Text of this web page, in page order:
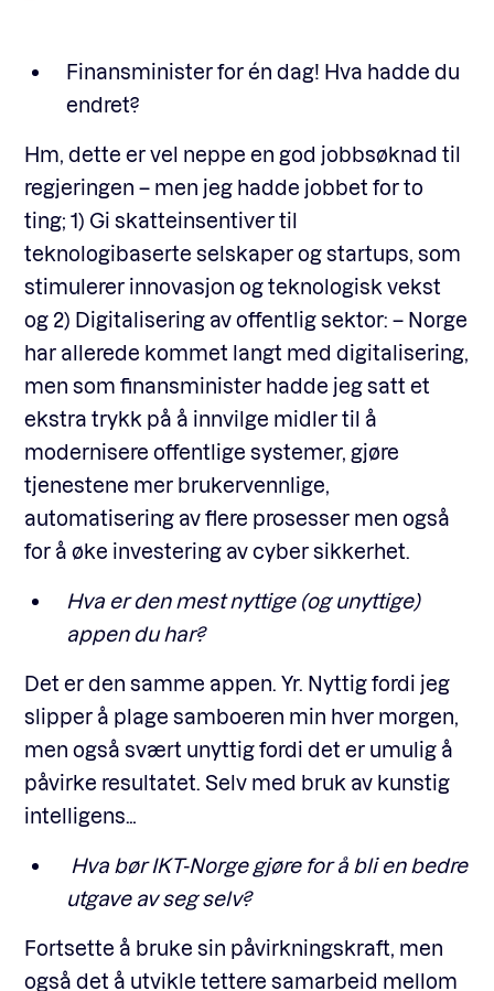
Finansminister for én dag! Hva hadde du
endret?
Hm, dette er vel neppe en god jobbsøknad til
regjeringen – men jeg hadde jobbet for to
ting; 1) Gi skatteinsentiver til
teknologibaserte selskaper og startups, som
stimulerer innovasjon og teknologisk vekst
og 2) Digitalisering av offentlig sektor: – Norge
har allerede kommet langt med digitalisering,
men som finansminister hadde jeg satt et
ekstra trykk på å innvilge midler til å
modernisere offentlige systemer, gjøre
tjenestene mer brukervennlige,
automatisering av flere prosesser men også
for å øke investering av cyber sikkerhet.
Hva er den mest nyttige (og unyttige)
appen du har?
Det er den samme appen. Yr. Nyttig fordi jeg
slipper å plage samboeren min hver morgen,
men også svært unyttig fordi det er umulig å
påvirke resultatet. Selv med bruk av kunstig
intelligens…
Hva bør IKT-Norge gjøre for å bli en bedre
utgave av seg selv?
Fortsette å bruke sin påvirkningskraft, men
også det å utvikle tettere samarbeid mellom